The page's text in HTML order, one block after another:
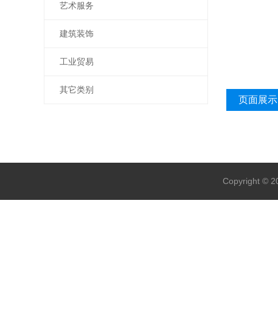
艺术服务
建筑装饰
工业贸易
其它类别
页面展示
Copyright ©